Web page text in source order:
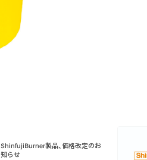
ShinfujiBurner製品、価格改定のお
知らせ